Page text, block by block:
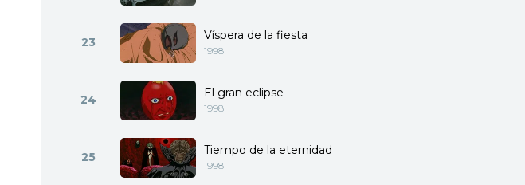
23 Víspera de la fiesta
1998
24 El gran eclipse
1998
25 Tiempo de la eternidad
1998